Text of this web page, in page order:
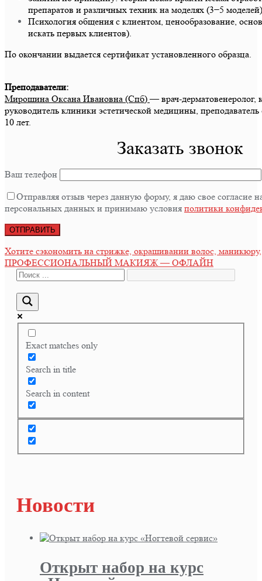
препаратов и различных техник на моделях (3−5
Психология общения с клиентом, ценообразование,
искать первых клиентов).
По окончании выдается сертификат установленного образца.
Преподаватели:
Мирошина Оксана Ивановна (Спб)— врач-дерматовенеролог,
руководитель клиники эстетической медицины,
10 лет.
Заказать звонок
Ваш телефон
Отправляя отзыв через данную форму, я даю свое согласие
персональных данных и принимаю условия политики
Навигация
по
записям
Хотите сэкономить на стрижке, окрашивании волос,
ПРОФЕССИОНАЛЬНЫЙ МАКИЯЖ — ОФЛАЙН
Exact matches only
Search in title
Search in content
Новости
Открыт набор на курс